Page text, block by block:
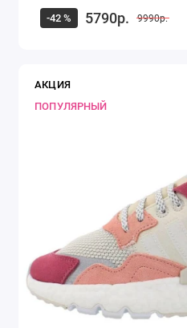
-42 % 5790р. 9990р.
АКЦИЯ
ПОПУЛЯРНЫЙ